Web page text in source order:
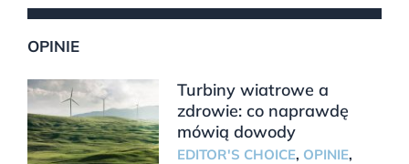
OPINIE
Turbiny wiatrowe a
zdrowie: co naprawdę
mówią dowody
EDITOR'S CHOICE, OPINIE,